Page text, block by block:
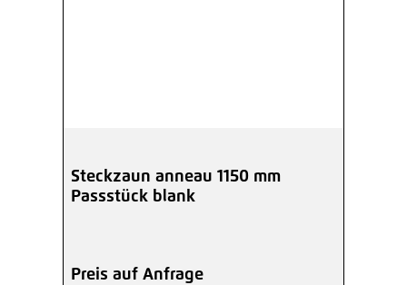
Steckzaun anneau 1150 mm
Passstück blank
Preis auf Anfrage